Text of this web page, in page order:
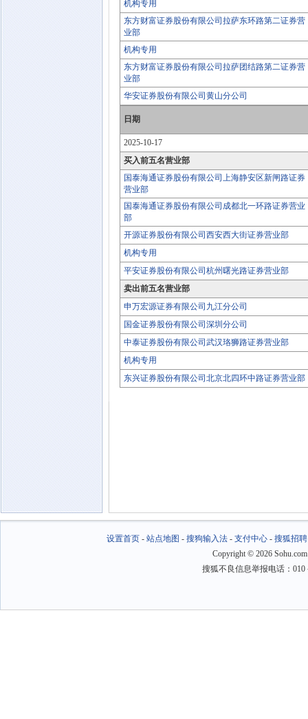
机构专用
东方财富证券股份有限公司拉萨东环路第二证券营
业部
机构专用
东方财富证券股份有限公司拉萨团结路第二证券营
业部
华安证券股份有限公司黄山分公司
日期
2025-10-17
买入前五名营业部
国泰海通证券股份有限公司上海静安区新闸路证券
营业部
国泰海通证券股份有限公司成都北一环路证券营业
部
开源证券股份有限公司西安西大街证券营业部
机构专用
平安证券股份有限公司杭州曙光路证券营业部
卖出前五名营业部
申万宏源证券有限公司九江分公司
国金证券股份有限公司深圳分公司
中泰证券股份有限公司武汉珞狮路证券营业部
机构专用
东兴证券股份有限公司北京北四环中路证券营业部
设置首页- 站点地图 - 搜狗输入法- 支付中心- 搜狐招聘
Copyright © 2026
搜狐不良信息举报电话：010